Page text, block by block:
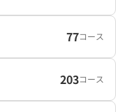
77コース
203コース